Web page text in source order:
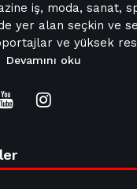
iş, moda, sanat,
yer alan seçkin ve
ve yüksek
Devamını oku